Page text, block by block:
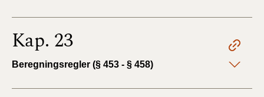
Kap. 23
Beregningsregler (§ 453 - § 458)